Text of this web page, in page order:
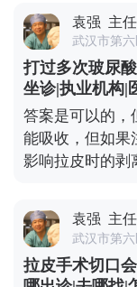
问题，可以去官
薯）预约面诊，
预约面诊，这
况、需求，帮你
前后需要一段恢
工作安排，一定
要行程冲突。另
确保身体状况适
医生的排期也是
常都比较满，提
留足准备时间。
问题，可以去官
薯）预约面诊，
袁强 主
武汉市第
打过多次玻尿
坐诊|执业机构|
答案是可以的，
能吸收，但如果
影响拉皮时的剥
一般建议，拉
的分布情况。如
掉，等面部状态
手术安全，也能
袁强 主
武汉市第
拉皮手术切口